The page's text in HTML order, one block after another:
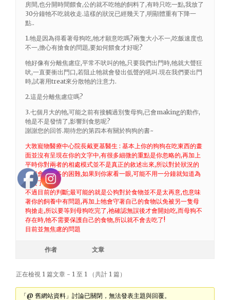
房間,也分開時間餵食,公的就不吃牠的飼料了,有時只吃一點,我放了
30分鐘牠不吃就收走.這樣的狀況已經幾天了,明顯體重有下降一
點..
1.牠是因為得看著母狗吃,牠才願意吃嗎?兩隻大小不一,吃飯速度也
不一,擔心有搶食的問題,要如何餵食才好呢?
牠好像有分離焦慮症,平常不吠叫的牠,只要我們出門時,牠就大聲狂
吠,一直要衝出門口,若阻止牠就會發出低聲的吼叫.現在我們要出門
時,試著用treat來分散牠的注意力.
2.這是分離焦慮症嗎?
3.七個月大的牠,可能之前有接觸過別隻母狗,已會making的動作,
牠是不是發情了,影響到食慾呢?
謝謝您的回答.期待您的第四本有關於狗狗的書~
大敦寵物醫療中心院長戴更基醫生 : 基本上你的狗狗在吃東西的畫
面並沒有呈現在你的文字中,有很多細微的重點是你忽略的,再加上
平時你對兩者的相處模式並不是真正的敘述出來,所以對於狀況的
判定會有很多的困難,如果到你家看一眼,可能不用一分鐘就知道為
什麼了,
不過目前的判斷;最可能的就是公狗對於食物並不是太再意,也意味
著你的飼養中有問題,再加上牠會守著自己的食物以免被另一隻母
狗搶走,所以要等到母狗吃完了,祂確認無誤後才會開始吃,而母狗不
存在時,牠不需要保護自己的食物,所以就不會去吃了!
目前並無焦慮的問題
作者 文章
正在檢視 1 篇文章 - 1 至 1 （共計 1 篇）
「@ 舊網站資料」討論已關閉，無法發表主題與回覆。